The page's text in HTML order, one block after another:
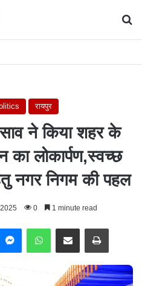
रायपुर
ने किया शहर के
का लोकार्पण,स्वच्छ
नगर निगम की पहल
0 1 minute read